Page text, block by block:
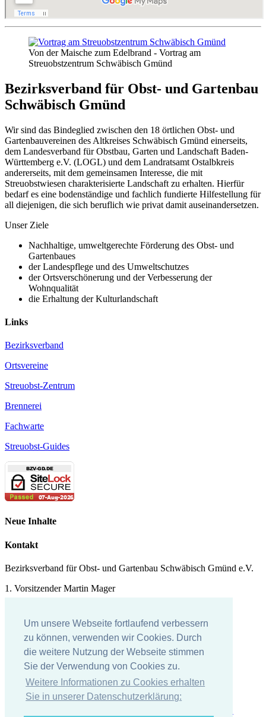
Um unsere Webseite fortlaufend verbessern
zu können, verwenden wir Cookies. Durch
die weitere Nutzung der Webseite stimmen
Sie der Verwendung von Cookies zu.
Weitere Informationen zu Cookies erhalten
Sie in unserer Datenschutzerklärung:
Von der Maische zum Edelbrand - Vortrag am
Streuobstzentrum Schwäbisch Gmünd
Bezirksverband für Obst- und Gartenbau
Schwäbisch Gmünd
Wir sind das Bindeglied zwischen den 18 örtlichen Obst- und
Gartenbauvereinen des Altkreises Schwäbisch Gmünd einerseits,
dem Landesverband für Obstbau, Garten und Landschaft Baden-
Württemberg e.V. (LOGL) und dem Landratsamt Ostalbkreis
andererseits, mit dem gemeinsamen Interesse, die mit
Streuobstwiesen charakterisierte Landschaft zu erhalten. Hierfür
bedarf es eine bodenständige und fachlich fundierte Hilfestellung für
all diejenigen, die sich beruflich wie privat damit auseinandersetzen.
Unser Ziele
Nachhaltige, umweltgerechte Förderung des Obst- und
Gartenbaues
der Landespflege und des Umweltschutzes
der Ortsverschönerung und der Verbesserung der
Wohnqualität
die Erhaltung der Kulturlandschaft
Links
Bezirksverband
Ortsvereine
Streuobst-Zentrum
Brennerei
Fachwarte
Streuobst-Guides
Neue Inhalte
Kontakt
Bezirksverband für Obst- und Gartenbau Schwäbisch Gmünd e.V.
1. Vorsitzender Martin Mager
E-Mail:martin.mager@t-online.de
Impressum
Datenschutzerklärung